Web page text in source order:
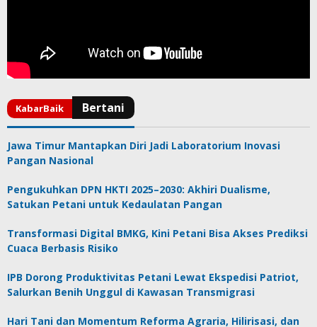
Jawa Timur Mantapkan Diri Jadi Laboratorium Inovasi
Pangan Nasional
Pengukuhkan DPN HKTI 2025–2030: Akhiri Dualisme,
Satukan Petani untuk Kedaulatan Pangan
Transformasi Digital BMKG, Kini Petani Bisa Akses Prediksi
Cuaca Berbasis Risiko
IPB Dorong Produktivitas Petani Lewat Ekspedisi Patriot,
Salurkan Benih Unggul di Kawasan Transmigrasi
Hari Tani dan Momentum Reforma Agraria, Hilirisasi, dan